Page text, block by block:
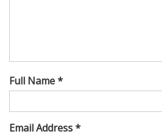
Full Name *
Email Address *